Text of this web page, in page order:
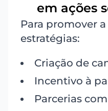
em ações
Para promover
estratégias:
Criação de
Incentivo à
Parcerias